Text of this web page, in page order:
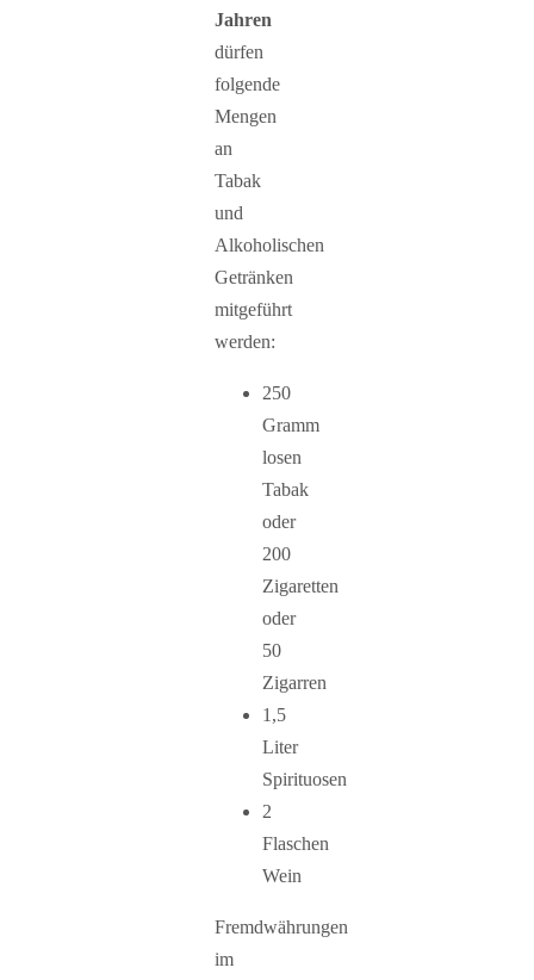
Jahren
dürfen
folgende
Mengen
an
Tabak
und
Alkoholischen
Getränken
mitgeführt
werden:
250
Gramm
losen
Tabak
oder
200
Zigaretten
oder
50
Zigarren
1,5
Liter
Spirituosen
2
Flaschen
Wein
Fremdwährungen
im